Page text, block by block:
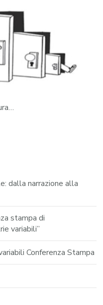
dalla narrazione alla
stampa di
variabili”
Conferenza Stampa